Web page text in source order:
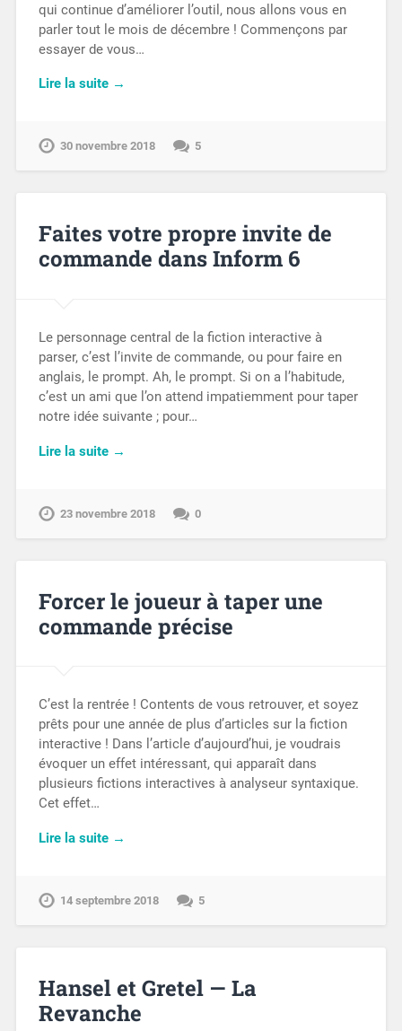
qui continue d’améliorer l’outil, nous allons vous en
parler tout le mois de décembre ! Commençons par
essayer de vous…
Lire la suite →
30 novembre 2018 5
Faites votre propre invite de
commande dans Inform 6
Le personnage central de la fiction interactive à
parser, c’est l’invite de commande, ou pour faire en
anglais, le prompt. Ah, le prompt. Si on a l’habitude,
c’est un ami que l’on attend impatiemment pour taper
notre idée suivante ; pour…
Lire la suite →
23 novembre 2018 0
Forcer le joueur à taper une
commande précise
C’est la rentrée ! Contents de vous retrouver, et soyez
prêts pour une année de plus d’articles sur la fiction
interactive ! Dans l’article d’aujourd’hui, je voudrais
évoquer un effet intéressant, qui apparaît dans
plusieurs fictions interactives à analyseur syntaxique.
Cet effet…
Lire la suite →
14 septembre 2018 5
Hansel et Gretel — La
Revanche